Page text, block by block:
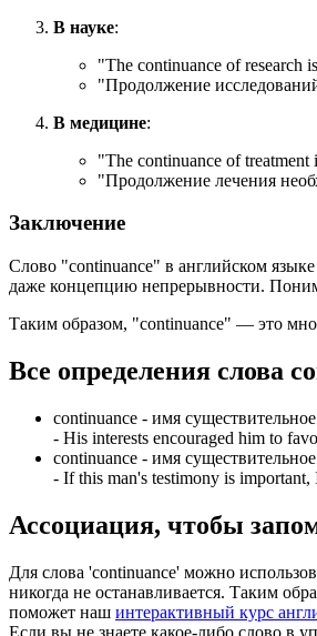
В науке:
"The continuance of research
"Продолжение
В медицине:
"The continuance of treatment
"Продолжение лечения
Заключение
Слово "continuance" в английском
даже концепцию непрерывности.
Таким образом, "continuance" — это
Все определения слова
continuance - имя существительное
- His interests encouraged him to
continuance - имя существительное
- If this man's testimony is
Ассоциация, чтобы
Для слова 'continuance' можно
никогда не останавливается. Таким
поможет наш интерактивный курс
Если вы не знаете какое-либо слово в